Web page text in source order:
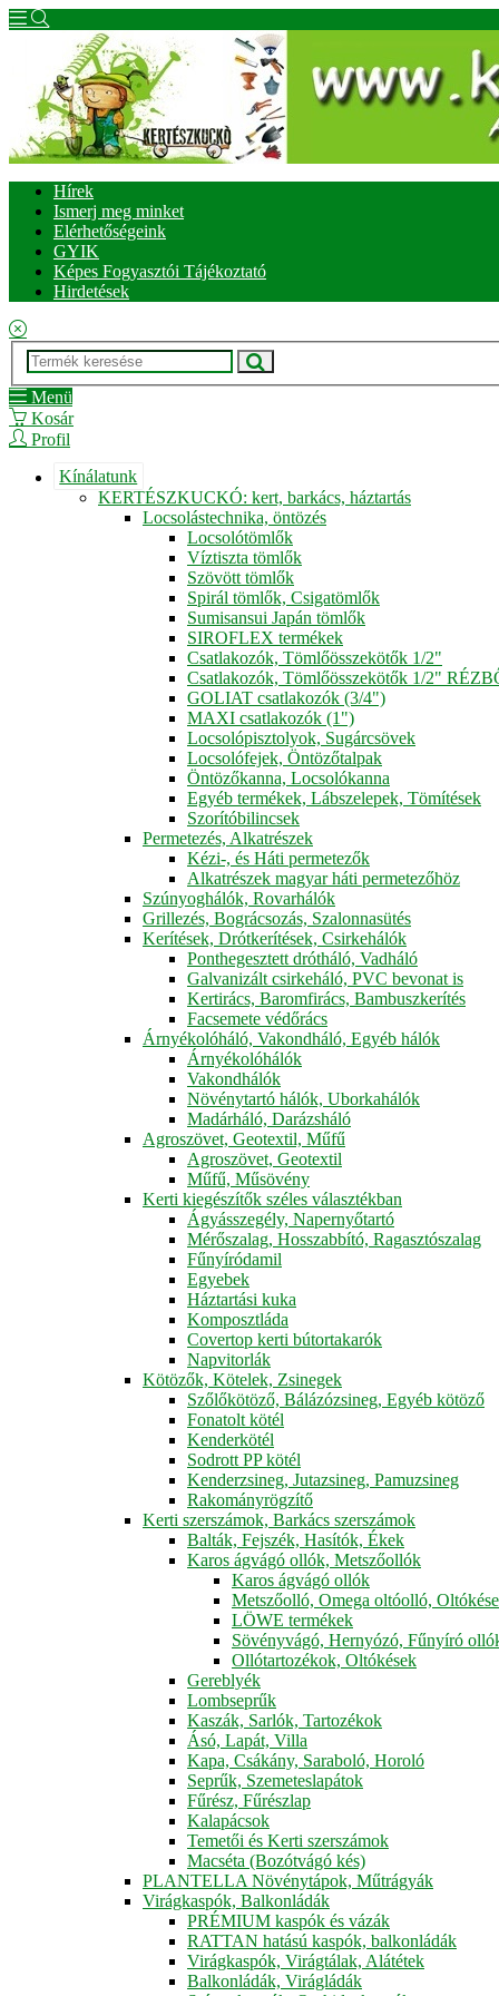
Hírek
Ismerj meg minket
Elérhetőségeink
GYIK
Képes Fogyasztói Tájékoztató
Hirdetések
Menü
Kosár
Profil
Kínálatunk
KERTÉSZKUCKÓ: kert, barkács, háztartás
Locsolástechnika, öntözés
Locsolótömlők
Víztiszta tömlők
Szövött tömlők
Spirál tömlők, Csigatömlők
Sumisansui Japán tömlők
SIROFLEX termékek
Csatlakozók, Tömlőösszekötők 1/2"
Csatlakozók, Tömlőösszekötők 1/2"
GOLIAT csatlakozók (3/4")
MAXI csatlakozók (1")
Locsolópisztolyok, Sugárcsövek
Locsolófejek, Öntözőtalpak
Öntözőkanna, Locsolókanna
Egyéb termékek, Lábszelepek, Tömítések
Szorítóbilincsek
Permetezés, Alkatrészek
Kézi-, és Háti permetezők
Alkatrészek magyar háti permetezőhöz
Szúnyoghálók, Rovarhálók
Grillezés, Bográcsozás, Szalonnasütés
Kerítések, Drótkerítések, Csirkehálók
Ponthegesztett drótháló, Vadháló
Galvanizált csirkeháló, PVC bevonat is
Kertirács, Baromfirács, Bambuszkerítés
Facsemete védőrács
Árnyékolóháló, Vakondháló, Egyéb hálók
Árnyékolóhálók
Vakondhálók
Növénytartó hálók, Uborkahálók
Madárháló, Darázsháló
Agroszövet, Geotextil, Műfű
Agroszövet, Geotextil
Műfű, Műsövény
Kerti kiegészítők széles választékban
Ágyásszegély, Napernyőtartó
Mérőszalag, Hosszabbító, Ragasztószalag
Fűnyíródamil
Egyebek
Háztartási kuka
Komposztláda
Covertop kerti bútortakarók
Napvitorlák
Kötözők, Kötelek, Zsinegek
Szőlőkötöző, Bálázózsineg, Egyéb kötöző
Fonatolt kötél
Kenderkötél
Sodrott PP kötél
Kenderzsineg, Jutazsineg, Pamuzsineg
Rakományrögzítő
Kerti szerszámok, Barkács szerszámok
Balták, Fejszék, Hasítók, Ékek
Karos ágvágó ollók, Metszőollók
Karos ágvágó ollók
Metszőolló, Omega oltóolló,
LÖWE termékek
Sövényvágó, Hernyózó, Fűnyíró
Ollótartozékok, Oltókések
Gereblyék
Lombseprűk
Kaszák, Sarlók, Tartozékok
Ásó, Lapát, Villa
Kapa, Csákány, Saraboló, Horoló
Seprűk, Szemeteslapátok
Fűrész, Fűrészlap
Kalapácsok
Temetői és Kerti szerszámok
Macséta (Bozótvágó kés)
PLANTELLA Növénytápok, Műtrágyák
Virágkaspók, Balkonládák
PRÉMIUM kaspók és vázák
RATTAN hatású kaspók, balkonládák
Virágkaspók, Virágtálak, Alátétek
Balkonládák, Virágládák